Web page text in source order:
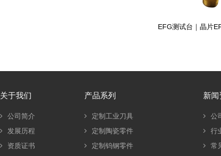
EFG测试台｜晶片
关于我们
公司简介
发展历程
资质证书
产品系列
定制工业刀具
定制陶瓷零件
定制钨钢零件
新闻
公
行
常